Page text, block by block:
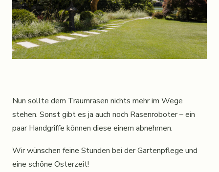
Nun sollte dem Traumrasen nichts mehr im Wege
stehen. Sonst gibt es ja auch noch Rasenroboter – ein
paar Handgriffe können diese einem abnehmen.
Wir wünschen feine Stunden bei der Gartenpflege und
eine schöne Osterzeit!